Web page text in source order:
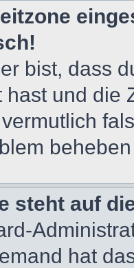
bist, dass
hast und die
steht auf
hat